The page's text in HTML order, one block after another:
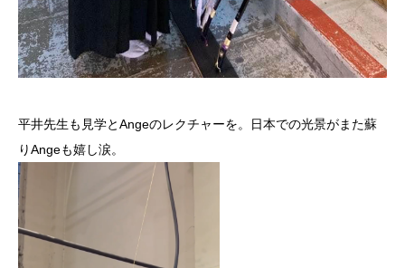
平井先生も見学とAngeのレクチャーを。日本での光景がまた蘇
りAngeも嬉し涙。